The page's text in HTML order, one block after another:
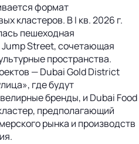
формат
кластеров. В I кв. 2026 г.
пешеходная
Jump Street, сочетающая
пространства.
— Dubai Gold District
где будут
бренды, и Dubai Food
предполагающий
рынка и производств